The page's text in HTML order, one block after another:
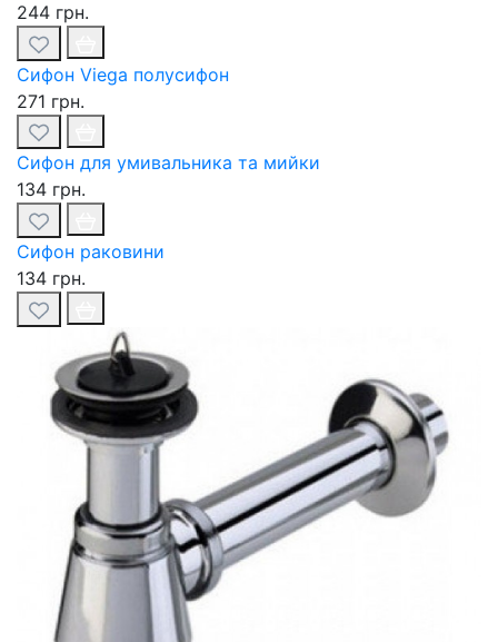
244 грн.
Сифон Viega полусифон
271 грн.
Сифон для умивальника та мийки
134 грн.
Сифон раковини
134 грн.